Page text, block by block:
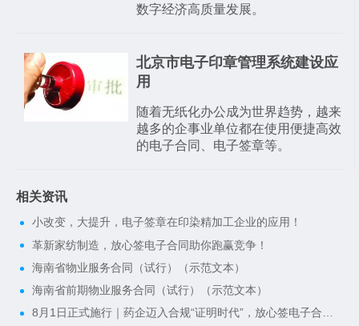
数字经济高质量发展。
北京市电子印章管理系统建设应
用
​随着无纸化办公成为世界趋势，越来
越多的企事业单位都在使用便捷高效
的电子合同、电子签章等。
相关资讯
小改变，大提升，电子签章在印染精加工企业的应用！
革新家纺制造，放心签电子合同助你跑赢竞争！
海南省物业服务合同（试行）（示范文本）
海南省前期物业服务合同（试行）（示范文本）
8月1日正式施行｜药企迈入合规“证明时代”，放心签电子合同一键搭建完整合规证据链